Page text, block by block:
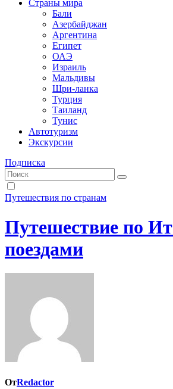
Страны мира
Бали
Азербайджан
Аргентина
Египет
ОАЭ
Израиль
Мальдивы
Шри-ланка
Турция
Таиланд
Тунис
Автотуризм
Экскурсии
Подписка
Путешествия по странам
Путешествие по
поездами
ОтRedactor